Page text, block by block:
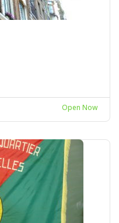
Open Now